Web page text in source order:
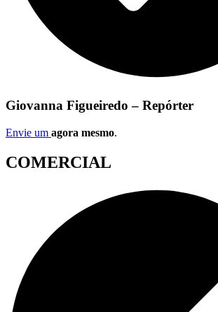
Giovanna Figueiredo – Repórter
Envie um agora mesmo.
COMERCIAL